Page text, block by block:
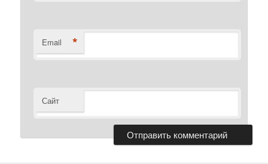
Email *
Сайт